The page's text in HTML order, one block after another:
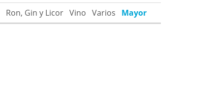
Ron, Gin y Licor Vino Varios Mayor